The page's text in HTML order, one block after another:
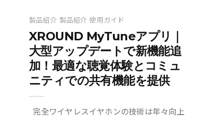
製品紹介 製品紹介 使用ガイド
XROUND MyTuneアプリ｜
大型アップデートで新機能追
加！最適な聴覚体験とコミュ
ニティでの共有機能を提供
完全ワイヤレスイヤホンの技術は年々向上